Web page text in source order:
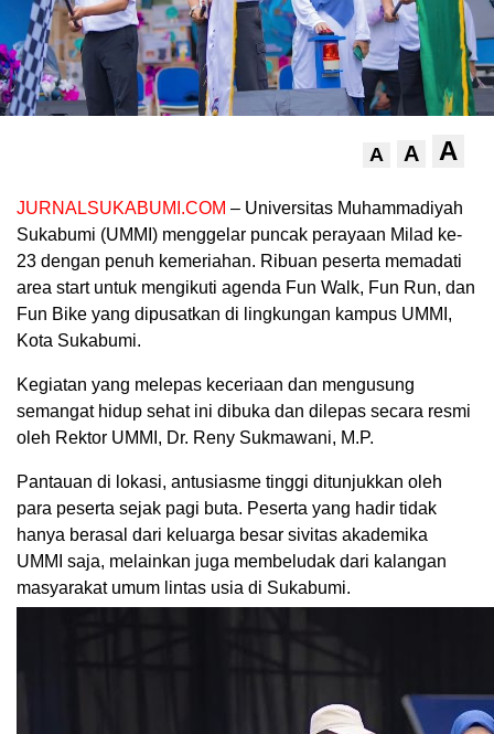
A A A
JURNALSUKABUMI.COM – Universitas Muhammadiyah
Sukabumi (UMMI) menggelar puncak perayaan Milad ke-
23 dengan penuh kemeriahan. Ribuan peserta memadati
area start untuk mengikuti agenda Fun Walk, Fun Run, dan
Fun Bike yang dipusatkan di lingkungan kampus UMMI,
Kota Sukabumi.
Kegiatan yang melepas keceriaan dan mengusung
semangat hidup sehat ini dibuka dan dilepas secara resmi
oleh Rektor UMMI, Dr. Reny Sukmawani, M.P.
Pantauan di lokasi, antusiasme tinggi ditunjukkan oleh
para peserta sejak pagi buta. Peserta yang hadir tidak
hanya berasal dari keluarga besar sivitas akademika
UMMI saja, melainkan juga membeludak dari kalangan
masyarakat umum lintas usia di Sukabumi.